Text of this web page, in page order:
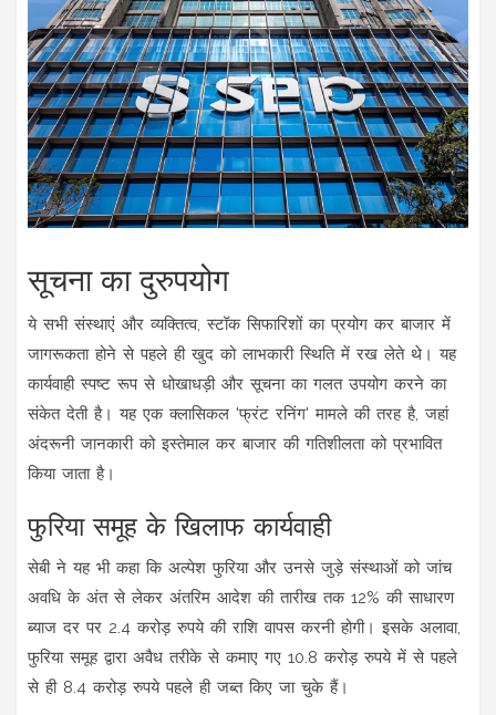
सूचना का दुरुपयोग
ये सभी संस्थाएं और व्यक्तित्व, स्टॉक सिफारिशों का प्रयोग कर बाजार में
जागरूकता होने से पहले ही खुद को लाभकारी स्थिति में रख लेते थे। यह
कार्यवाही स्पष्ट रूप से धोखाधड़ी और सूचना का गलत उपयोग करने का
संकेत देती है। यह एक क्लासिकल 'फ्रंट रनिंग' मामले की तरह है, जहां
अंदरूनी जानकारी को इस्तेमाल कर बाजार की गतिशीलता को प्रभावित
किया जाता है।
फुरिया समूह के खिलाफ कार्यवाही
सेबी ने यह भी कहा कि अल्पेश फुरिया और उनसे जुड़े संस्थाओं को जांच
अवधि के अंत से लेकर अंतरिम आदेश की तारीख तक 12% की साधारण
ब्याज दर पर 2.4 करोड़ रुपये की राशि वापस करनी होगी। इसके अलावा,
फुरिया समूह द्वारा अवैध तरीके से कमाए गए 10.8 करोड़ रुपये में से पहले
से ही 8.4 करोड़ रुपये पहले ही जब्त किए जा चुके हैं।